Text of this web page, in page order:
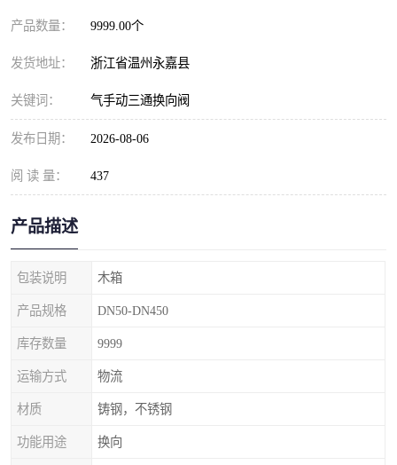
产品数量： 9999.00个
发货地址： 浙江省温州永嘉县
关键词： 气手动三通换向阀
发布日期： 2026-08-06
阅 读 量： 437
产品描述
包装说明 木箱
产品规格 DN50-DN450
库存数量 9999
运输方式 物流
材质 铸钢，不锈钢
功能用途 换向